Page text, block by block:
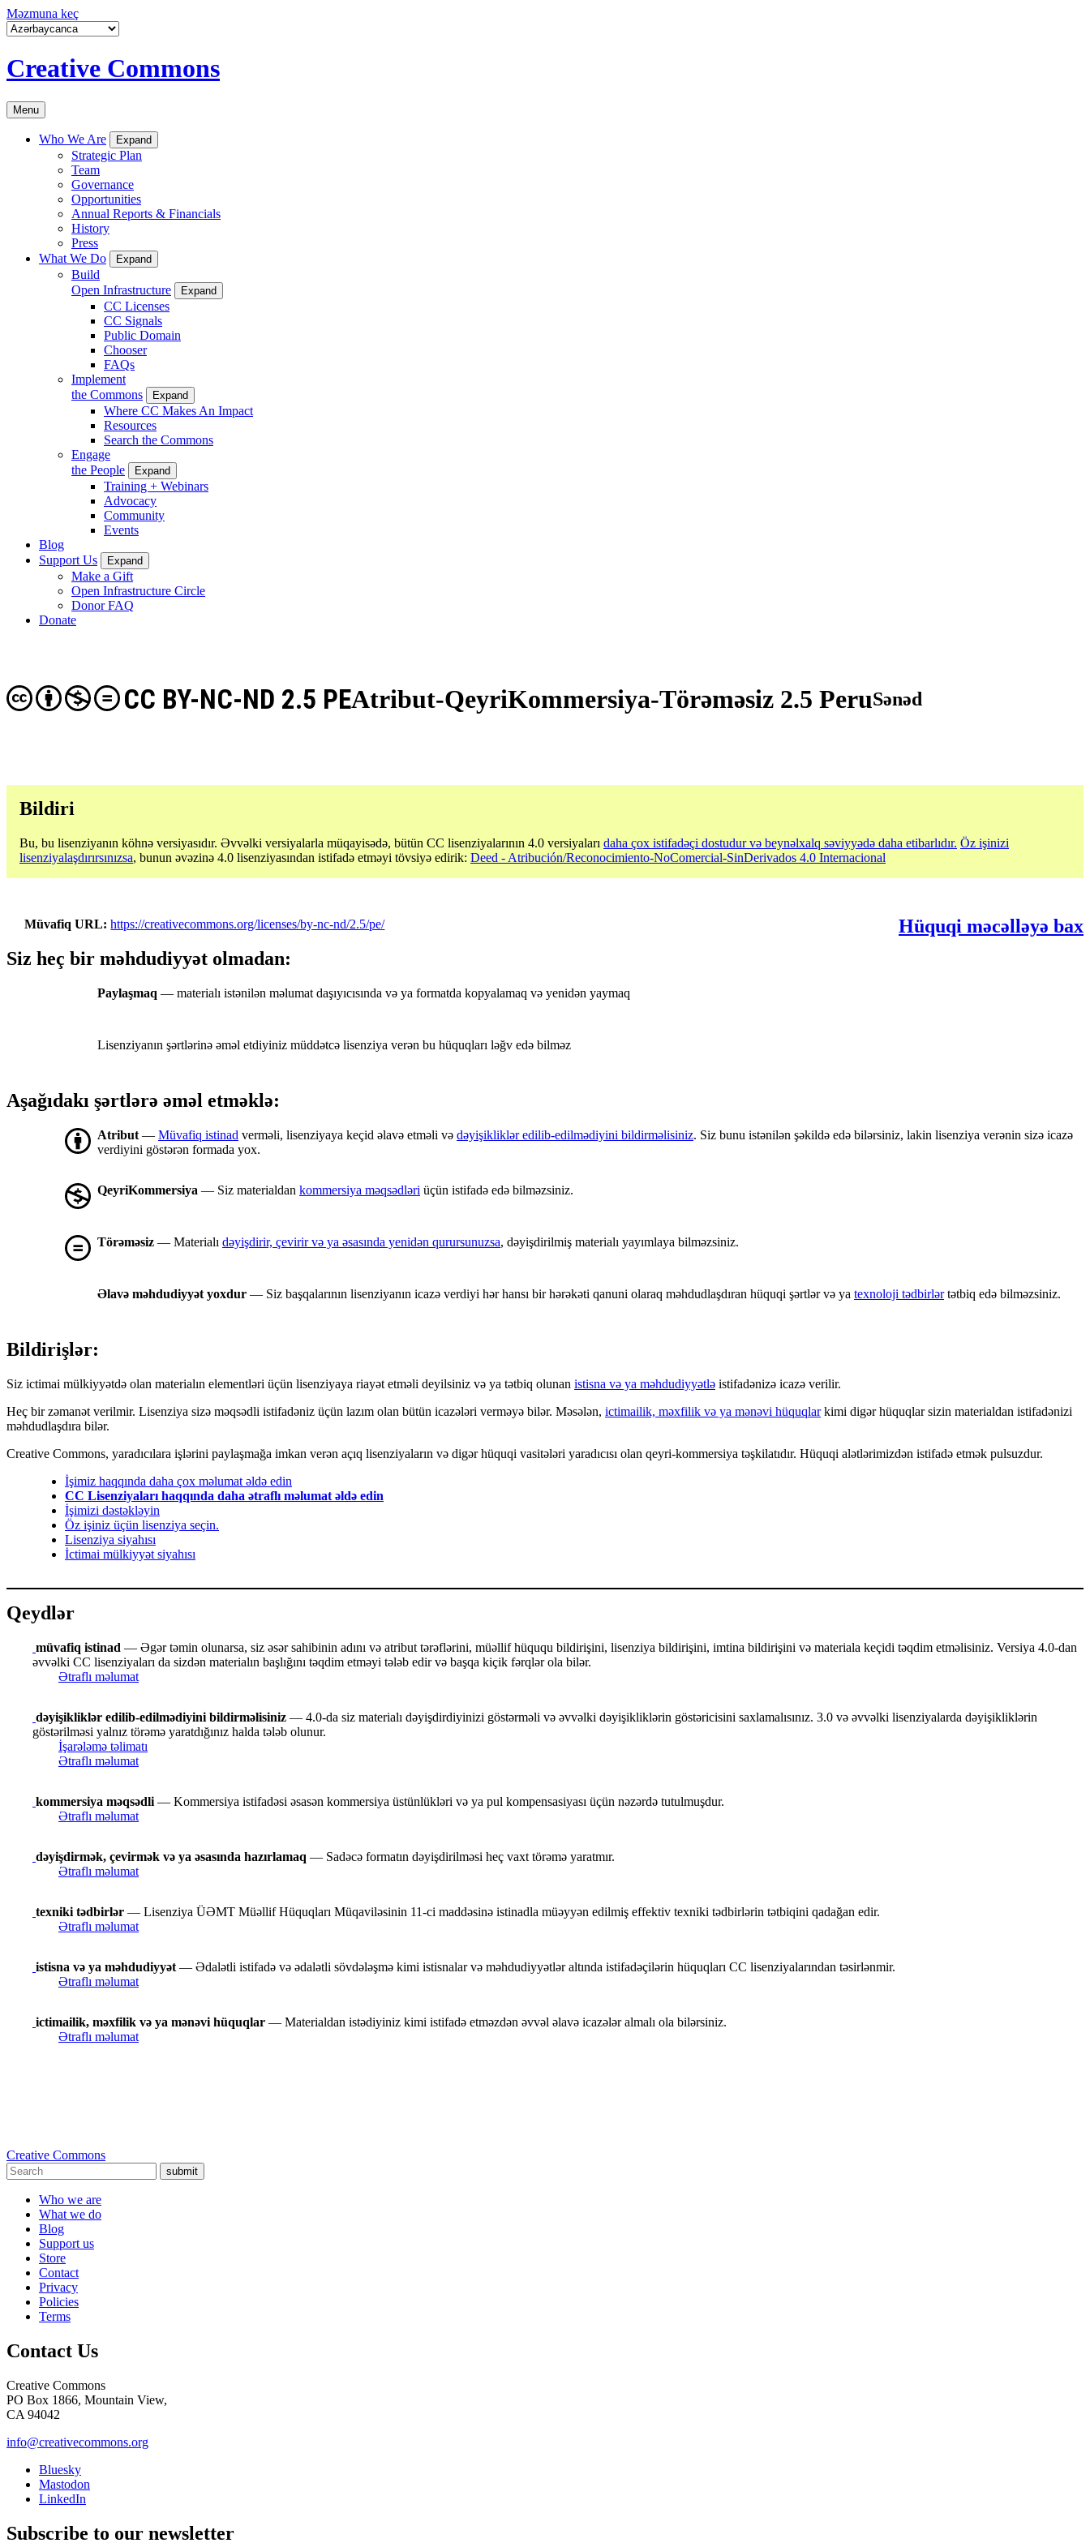
Məzmuna keç
Creative Commons
Menu
Who We Are Expand
Strategic Plan
Team
Governance
Opportunities
Annual Reports & Financials
History
Press
What We Do
Expand
Build
Open Infrastructure
Expand
CC Licenses
CC Signals
Public Domain
Chooser
FAQs
Implement
the Commons
Expand
Where CC Makes An Impact
Resources
Search the Commons
Engage
the People
Expand
Training + Webinars
Advocacy
Community
Events
Blog
Support Us
Expand
Make a Gift
Open Infrastructure Circle
Donor FAQ
Donate
Atribut-QeyriKommersiya-Törəməsiz 2.5 Peru
CC BY-NC-ND 2.5 PE Sənəd
Bildiri
Bu, bu lisenziyanın köhnə versiyasıdır. Əvvəlki versiyalarla müqayisədə, bütün CC lisenziyalarının 4.0 versiyaları daha çox istifadəçi dostudur və beynəlxalq səviyyədə daha etibarlıdır. Öz işinizi
lisenziyalaşdırırsınızsa, bunun əvəzinə 4.0 lisenziyasından istifadə etməyi tövsiyə edirik: Deed - Atribución/Reconocimiento-NoComercial-SinDerivados 4.0 Internacional
Müvafiq URL https://creativecommons.org/licenses/by-nc-nd/2.5/pe/
Hüquqi məcəlləyə bax
Siz heç bir məhdudiyyət olmadan:
Paylaşmaq — materialı istənilən məlumat daşıyıcısında və ya formatda kopyalamaq və yenidən yaymaq
Lisenziyanın şərtlərinə əməl etdiyiniz müddətcə lisenziya verən bu hüquqları ləğv edə bilməz
Aşağıdakı şərtlərə əməl etməklə:
Atribut — Müvafiq istinad verməli, lisenziyaya keçid əlavə etməli və dəyişikliklər edilib-edilmədiyini bildirməlisiniz. Siz bunu istənilən şəkildə edə bilərsiniz, lakin lisenziya verənin sizə icazə
verdiyini göstərən formada yox.
QeyriKommersiya — Siz materialdan kommersiya məqsədləri üçün istifadə edə bilməzsiniz.
Törəməsiz — Materialı dəyişdirir, çevirir və ya əsasında yenidən qurursunuzsa, dəyişdirilmiş materialı yayımlaya bilməzsiniz.
Əlavə məhdudiyyət yoxdur — Siz başqalarının lisenziyanın icazə verdiyi hər hansı bir hərəkəti qanuni olaraq məhdudlaşdıran hüquqi şərtlər və ya texnoloji tədbirlərtətbiq edə bilməzsiniz.
Bildirişlər:
Siz ictimai mülkiyyətdə olan materialın elementləri üçün lisenziyaya riayət etməli deyilsiniz və ya tətbiq olunan istisna və ya məhdudiyyətlə istifadənizə icazə verilir.
Heç bir zəmanət verilmir. Lisenziya sizə məqsədli istifadəniz üçün lazım olan bütün icazələri verməyə bilər. Məsələn, ictimailik, məxfilik və ya mənəvi hüquqlarkimi digər hüquqlar sizin materialdan istifadənizi
məhdudlaşdıra bilər.
Creative Commons, yaradıcılara işlərini paylaşmağa imkan verən açıq lisenziyaların və digər hüquqi vasitələri yaradıcısı olan qeyri-kommersiya təşkilatıdır. Hüquqi alətlərimizdən istifadə etmək pulsuzdur.
İşimiz haqqında daha çox məlumat əldə edin
CC Lisenziyaları haqqında daha ətraflı məlumat əldə edin
İşimizi dəstəkləyin
Öz işiniz üçün lisenziya seçin.
Lisenziya siyahısı
İctimai mülkiyyət siyahısı
Qeydlər
müvafiq istinad — Əgər təmin olunarsa, siz əsər sahibinin adını və atribut tərəflərini, müəllif hüququ bildirişini, lisenziya bildirişini, imtina bildirişini və materiala keçidi təqdim etməlisiniz. Versiya 4.0-dan
əvvəlki CC lisenziyaları da sizdən materialın başlığını təqdim etməyi tələb edir və başqa kiçik fərqlər ola bilər.
Ətraflı məlumat
dəyişikliklər edilib-edilmədiyini bildirməlisiniz — 4.0-da siz materialı dəyişdirdiyinizi göstərməli və əvvəlki dəyişikliklərin göstəricisini saxlamalısınız. 3.0 və əvvəlki lisenziyalarda dəyişikliklərin
göstərilməsi yalnız törəmə yaratdığınız halda tələb olunur.
İşarələmə təlimatı
Ətraflı məlumat
kommersiya məqsədli — Kommersiya istifadəsi əsasən kommersiya üstünlükləri və ya pul kompensasiyası üçün nəzərdə tutulmuşdur.
Ətraflı məlumat
dəyişdirmək, çevirmək və ya əsasında hazırlamaq — Sadəcə formatın dəyişdirilməsi heç vaxt törəmə yaratmır.
Ətraflı məlumat
texniki tədbirlər — Lisenziya ÜƏMT Müəllif Hüquqları Müqaviləsinin 11-ci maddəsinə istinadla müəyyən edilmiş effektiv texniki tədbirlərin tətbiqini qadağan edir.
Ətraflı məlumat
istisna və ya məhdudiyyət — Ədalətli istifadə və ədalətli sövdələşmə kimi istisnalar və məhdudiyyətlər altında istifadəçilərin hüquqları CC lisenziyalarından təsirlənmir.
Ətraflı məlumat
ictimailik, məxfilik və ya mənəvi hüquqlar — Materialdan istədiyiniz kimi istifadə etməzdən əvvəl əlavə icazələr almalı ola bilərsiniz.
Ətraflı məlumat
Creative Commons
submit
Who we are
What we do
Blog
Support us
Store
Contact
Privacy
Policies
Terms
Contact Us
Creative Commons
PO Box 1866, Mountain View,
CA 94042
info@creativecommons.org
Bluesky
Mastodon
LinkedIn
Subscribe to our newsletter